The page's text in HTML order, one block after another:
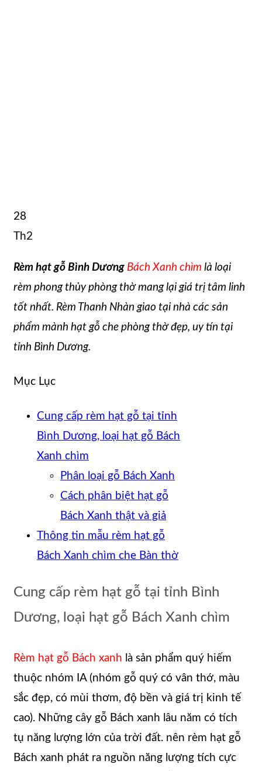
28
Th2
Rèm hạt gỗ Bình Dương Bách Xanh chìm là loại
rèm phong thủy phòng thờ mang lại giá trị tâm linh
tốt nhất. Rèm Thanh Nhàn giao tại nhà các sản
phẩm mành hạt gỗ che phòng thờ đẹp, uy tín tại
tỉnh Bình Dương.
Mục Lục
Cung cấp rèm hạt gỗ tại tỉnh
Bình Dương, loại hạt gỗ Bách
Xanh chìm
Phân loại gỗ Bách Xanh
Cách phân biệt hạt gỗ
Bách Xanh thật và giả
Thông tin mẫu rèm hạt gỗ
Bách Xanh chìm che Bàn thờ
Cung cấp rèm hạt gỗ tại tỉnh Bình
Dương, loại hạt gỗ Bách Xanh chìm
Rèm hạt gỗ Bách xanh là sản phẩm quý hiếm
thuộc nhóm IA (nhóm gỗ quý có vân thớ, màu
sắc đẹp, có mùi thơm, độ bền và giá trị kinh tế
cao). Những cây gỗ Bách xanh lâu năm có tích
tụ năng lượng lớn của trời đất. nên rèm hạt gỗ
Bách xanh phát ra nguồn năng lượng tích cực